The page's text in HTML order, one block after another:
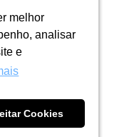
melhor
analisar
e
Cookies
melhor
analisar
e
Cookies
|Encarregado de
|